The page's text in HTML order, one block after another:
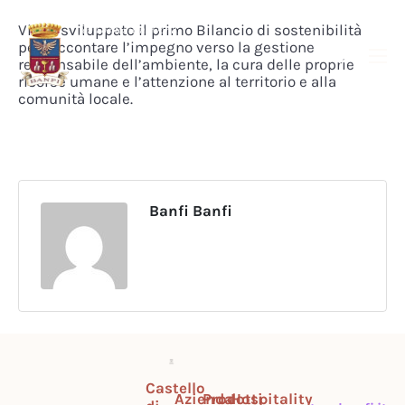
Viene sviluppato il primo Bilancio di sostenibilità
per raccontare l’impegno verso la gestione
responsabile dell’ambiente, la cura delle proprie
risorse umane e l’attenzione al territorio e alla
comunità locale.
Banfi Banfi
Castello
AziendaProdotti
Hospitality